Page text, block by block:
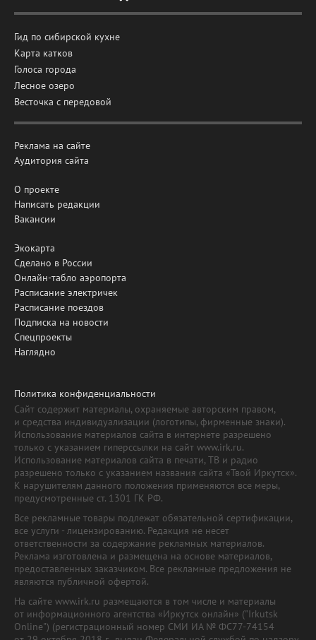
Гид по сибирской кухне
Карта катков
Голоса города
Лесное озеро
Весточка с передовой
Реклама на сайте
Аудитория сайта
О проекте
Написать редакции
Вакансии
Экокарта
Сделано в России
Онлайн-табло аэропорта
Расписание электричек
Расписание поездов
Подписка на новости
Спецпроекты
Наглядно
Политика конфиденциальности
Сайт содержит материалы, охраняемые авторским правом,
и средства индивидуализации (логотипы, фирменные знаки).
Использование материалов сайта в интернете разрешено
только с указанием гиперссылки на сайт www.irk.ru.
Использование материалов сайта в печати, ТВ и радио
разрешено только с указанием названия сайта «Твой Иркутск».
К нарушителям данного положения применяются все меры,
предусмотренные ст. 1301 ГК РФ.
Все рекламные товары подлежат обязательной сертификации,
все услуги - лицензированию. Редакция не несет
ответственности за содержание рекламных материалов.
Реклама изготовлена и размещена на основе материалов,
предоставленных заказчиком. Все рекламные предложения не
являются публичной офертой.
На сайте www.irk.ru размещаются в том числе и материалы
от информационного агентства «Иркутск онлайн» ("Irkutsk
Online") (регистрационный номер СМИ ИА № ФС77-74154